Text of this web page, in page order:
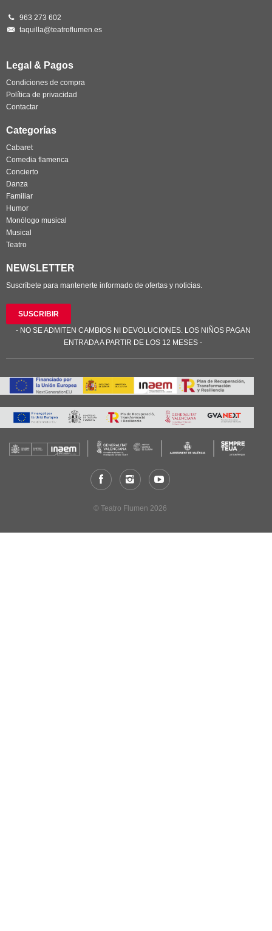
963 273 602
taquilla@teatroflumen.es
Legal & Pagos
Condiciones de compra
Política de privacidad
Contactar
Categorías
Cabaret
Comedia flamenca
Concierto
Danza
Familiar
Humor
Monólogo musical
Musical
Teatro
NEWSLETTER
Suscríbete para mantenerte informado de ofertas y noticias.
SUSCRIBIR
- NO SE ADMITEN CAMBIOS NI DEVOLUCIONES. LOS NIÑOS PAGAN
ENTRADA A PARTIR DE LOS 12 MESES -
© Teatro Flumen 2026